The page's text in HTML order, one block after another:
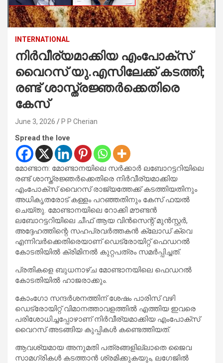
INTERNATIONAL
നിർവീര്യമാക്കിയ എംപോക്സ്
വൈറസ് യു.എസിലേക്ക് കടത്തി;
രണ്ട് ശാസ്ത്രജ്ഞർക്കെതിരെ
കേസ്
June 3, 2026 P P Cherian
Spread the love
മോണ്ടാന: മോണ്ടാനയിലെ സർക്കാർ ലബോറട്ടറിയിലെ
രണ്ട് ശാസ്ത്രജ്ഞർക്കെതിരെ നിർവീര്യമാക്കിയ
എംപോക്സ് വൈറസ് രാജ്യത്തേക്ക് കടത്തിയതിനും
അധികൃതരോട് കള്ളം പറഞ്ഞതിനും കേസ് ഫയൽ
ചെയ്തു. മോണ്ടാനയിലെ റോക്കി മൗണ്ടൻ
ലബോറട്ടറിയിലെ ചീഫ് ആയ വിൻസെന്റ് മുൻസ്റ്റർ,
അദ്ദേഹത്തിന്റെ സഹപ്രവർത്തകൻ ക്ലോഡ് ക്വെ
എന്നിവർക്കെതിരെയാണ് ഡെട്രോയിറ്റ് ഫെഡറൽ
കോടതിയിൽ ക്രിമിനൽ കുറ്റപത്രം സമർപ്പിച്ചത്.
പ്രതികളെ ബുധനാഴ്ച മോണ്ടാനയിലെ ഫെഡറൽ
കോടതിയിൽ ഹാജരാക്കും.
കോംഗോ സന്ദർശനത്തിന് ശേഷം പാരിസ് വഴി
ഡെട്രോയിറ്റ് വിമാനത്താവളത്തിൽ എത്തിയ ഇവരെ
പരിശോധിച്ചപ്പോഴാണ് നിർവീര്യമാക്കിയ എംപോക്സ്
വൈറസ് അടങ്ങിയ കുപ്പികൾ കണ്ടെത്തിയത്.
ആവശ്യമായ അനുമതി പത്രങ്ങളില്ലാതെ ജൈവ
സാമഗ്രികൾ കടത്താൻ ശ്രമിക്കുകയും, ലഗേജിൽ